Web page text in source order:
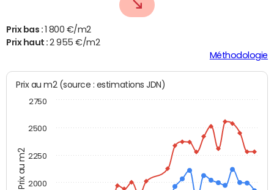
Prix bas : 1 800 €/m2
Prix haut :2 955 €/m2
Méthodologie
Prix au m2
Prix au m2 (source : estimations JDN)
2000
2250
2500
2750